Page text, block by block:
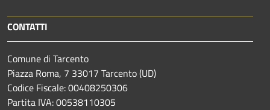
CONTATTI
Comune di Tarcento
Piazza Roma, 7 33017 Tarcento (UD)
Codice Fiscale: 00408250306
Partita IVA: 00538110305